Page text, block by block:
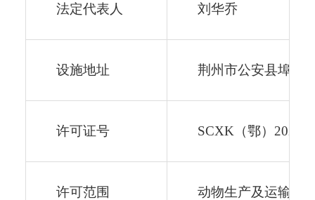
法定代表人 刘华乔
设施地址 荆州市公安县埠河
许可证号 SCXK（鄂）2026－
许可范围 动物生产及运输